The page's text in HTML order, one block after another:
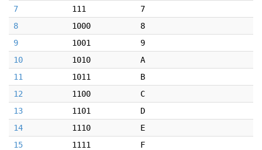
7
111
7
8
1000
8
9
1001
9
10
1010
A
11
1011
B
12
1100
C
13
1101
D
14
1110
E
15
1111
F